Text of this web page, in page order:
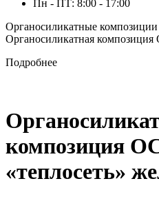
Пн - ПТ: 8:00 - 17:00
Органосиликатные композиции
Органосиликатная композиция
Подробнее
композиция
«теплосеть»